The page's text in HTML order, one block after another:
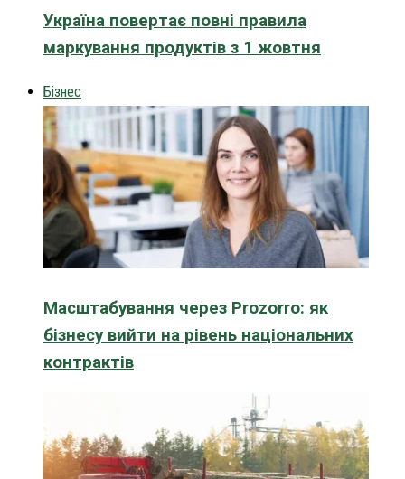
Україна повертає повні правила
маркування продуктів з 1 жовтня
Бізнес
Масштабування через Prozorro: як
бізнесу вийти на рівень національних
контрактів